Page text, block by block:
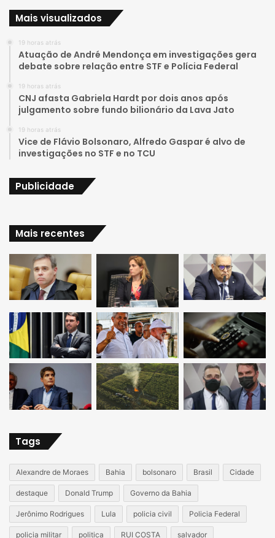
b
e
a
g
r
m
Mais visualizados
19 horas atrás
Atuação de André Mendonça em investigações gera
debate sobre relação entre STF e Polícia Federal
19 horas atrás
CNJ afasta Gabriela Hardt por dois anos após
julgamento sobre fundo bilionário da Lava Jato
19 horas atrás
Vice de Flávio Bolsonaro, Alfredo Gaspar é alvo de
investigações no STF e no TCU
Publicidade
Mais recentes
Tags
Alexandre de Moraes Bahia bolsonaro Brasil Cidade
destaque Donald Trump Governo da Bahia
Jerônimo Rodrigues Lula policia civil Policia Federal
policia militar politica RUI COSTA salvador